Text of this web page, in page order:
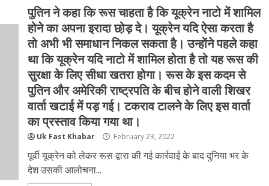
पुतिन ने कहा कि रूस चाहता है कि यूक्रेन नाटो में शामिल
होने का अपना इरादा छो़ड़ दे। यूक्रेन यदि ऐसा करता है
तो अभी भी समाधान निकल सकता है। उन्होंने पहले कहा
था कि यूक्रेन यदि नाटो में शामिल होता है तो यह रूस की
सुरक्षा के लिए सीधा खतरा होगा। रूस के इस कदम से
पुतिन और अमेरिकी राष्ट्रपति के बीच होने वाली शिखर
वार्ता खटाई में पड़ गई। टकराव टालने के लिए इस वार्ता
का प्रस्ताव किया गया था।
Uk Fast Khabar February 23, 2022
पूर्वी यूक्रेन को लेकर रूस द्वारा की गई कार्रवाई के बाद दुनिया भर के
देश उसकी आलोचना...